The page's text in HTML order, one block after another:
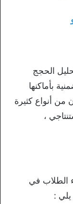
الحجج
بأماكنها
من أنواع كثيرة
،
الطلاب في
يلي :